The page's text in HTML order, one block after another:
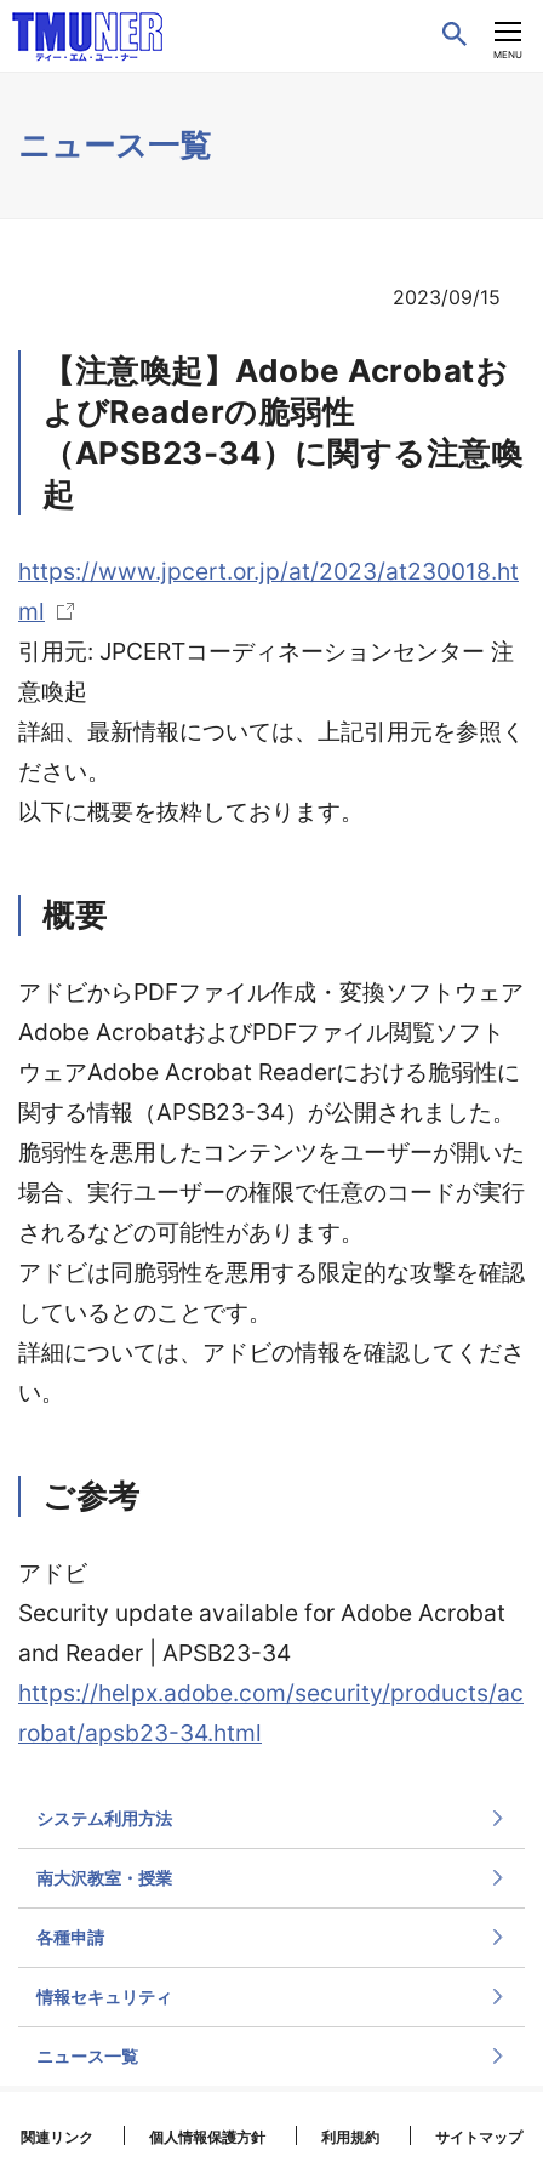
CLOSE
MENU
ニュース一覧
2023/09/15
【注意喚起】Adobe Acrobatお
よびReaderの脆弱性
（APSB23-34）に関する注意喚
起
https://www.jpcert.or.jp/at/2023/at230018.ht
ml
引用元: JPCERTコーディネーションセンター 注
意喚起
詳細、最新情報については、上記引用元を参照く
ださい。
以下に概要を抜粋しております。
概要
アドビからPDFファイル作成・変換ソフトウェア
Adobe AcrobatおよびPDFファイル閲覧ソフト
ウェアAdobe Acrobat Readerにおける脆弱性に
関する情報（APSB23-34）が公開されました。
脆弱性を悪用したコンテンツをユーザーが開いた
場合、実行ユーザーの権限で任意のコードが実行
されるなどの可能性があります。
アドビは同脆弱性を悪用する限定的な攻撃を確認
しているとのことです。
詳細については、アドビの情報を確認してくださ
い。
ご参考
アドビ
Security update available for Adobe Acrobat
and Reader | APSB23-34
https://helpx.adobe.com/security/products/ac
robat/apsb23-34.html
システム利用方法
南大沢教室・授業
各種申請
情報セキュリティ
ニュース一覧
関連リンク 個人情報保護方針 利用規約 サイトマップ